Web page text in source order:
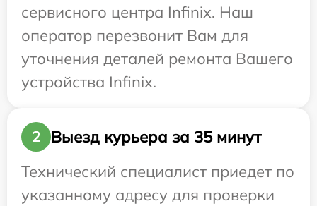
сервисного центра Infinix. Наш
оператор перезвонит Вам для
уточнения деталей ремонта Вашего
устройства Infinix.
2
Выезд курьера за 35 минут
Технический специалист приедет по
указанному адресу для проверки